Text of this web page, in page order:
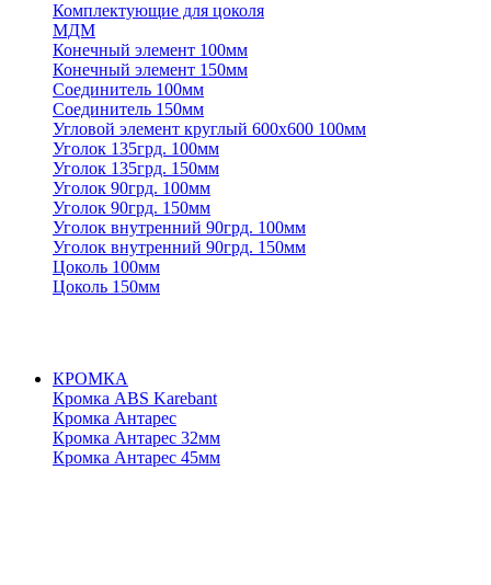
Комплектующие для цоколя
МДМ
Конечный элемент 100мм
Конечный элемент 150мм
Соединитель 100мм
Соединитель 150мм
Угловой элемент круглый 600х600 100мм
Уголок 135грд. 100мм
Уголок 135грд. 150мм
Уголок 90грд. 100мм
Уголок 90грд. 150мм
Уголок внутренний 90грд. 100мм
Уголок внутренний 90грд. 150мм
Цоколь 100мм
Цоколь 150мм
КРОМКА
Кромка ABS Karebant
Кромка Антарес
Кромка Антарес 32мм
Кромка Антарес 45мм